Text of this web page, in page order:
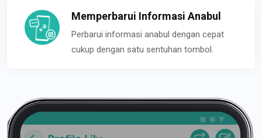
Memperbarui Informasi Anabul
Perbarui informasi anabul dengan cepat
cukup dengan satu sentuhan tombol.